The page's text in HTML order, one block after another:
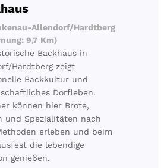
Allendorf/Hardtberg
9,7 Km)
Backhaus in
Hardtberg zeigt
Backkultur und
Dorfleben.
können hier Brote,
und Spezialitäten nach
erleben und beim
die lebendige
genießen.